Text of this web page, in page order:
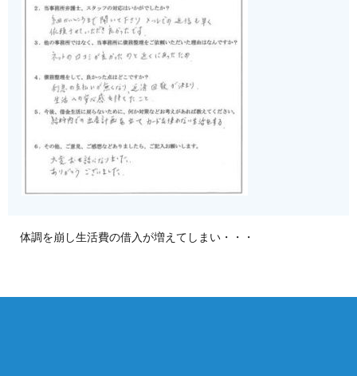
体調を崩し生活費の借入が増えてしまい・・・